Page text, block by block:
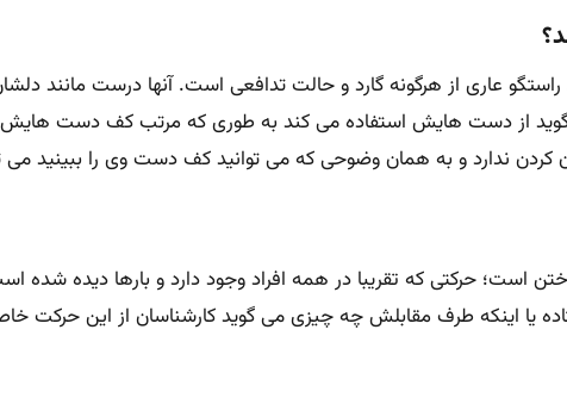
عاری از هرگونه گارد و حالت تدافعی است. آنها درست مانند
از دست هایش استفاده می کند به طوری که مرتب کف دست هایش
کردن ندارد و به همان وضوحی که می توانید کف دست وی را ببینید
است؛ حرکتی که تقریبا در همه افراد وجود دارد و بارها دیده
یا اینکه طرف مقابلش چه چیزی می گوید کارشناسان از این حرکت